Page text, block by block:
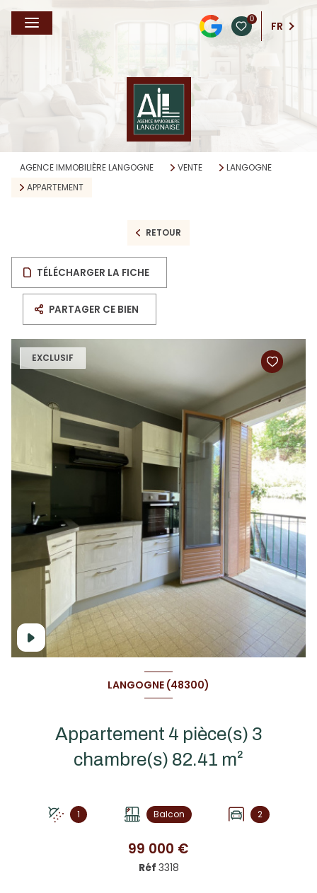
0
FR
AGENCE IMMOBILIÈRE LANGOGNE VENTE
LANGOGNE
APPARTEMENT
RETOUR
TÉLÉCHARGER LA FICHE
PARTAGER CE BIEN
EXCLUSIF
LANGOGNE (48300)
Appartement 4 pièce(s) 3
chambre(s) 82.41 m²
1 Balcon 2
99 000 €
Réf 3318